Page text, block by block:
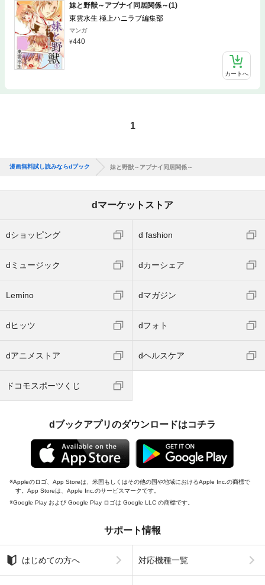
妹と野獣～アブナイ同居関係～(1)
東雲水生 極上ハニラブ編集部
マンガ
440
カートへ
1
漫画無料試し読みならdブック 妹と野獣～アブナイ同居関係～
dマーケットストア
dショッピング d fashion
dミュージック dカーシェア
Lemino dマガジン
dヒッツ dフォト
dアニメストア dヘルスケア
ドコモスポーツくじ
dブックアプリのダウンロードはコチラ
Appleのロゴ、App Storeは、米国もしくはその他の国や地域におけるApple Inc.の商標で
す。App Storeは、Apple Inc.のサービスマークです。
Google Play および Google Play ロゴは Google LLC の商標です。
サポート情報
はじめての方へ 対応機種一覧